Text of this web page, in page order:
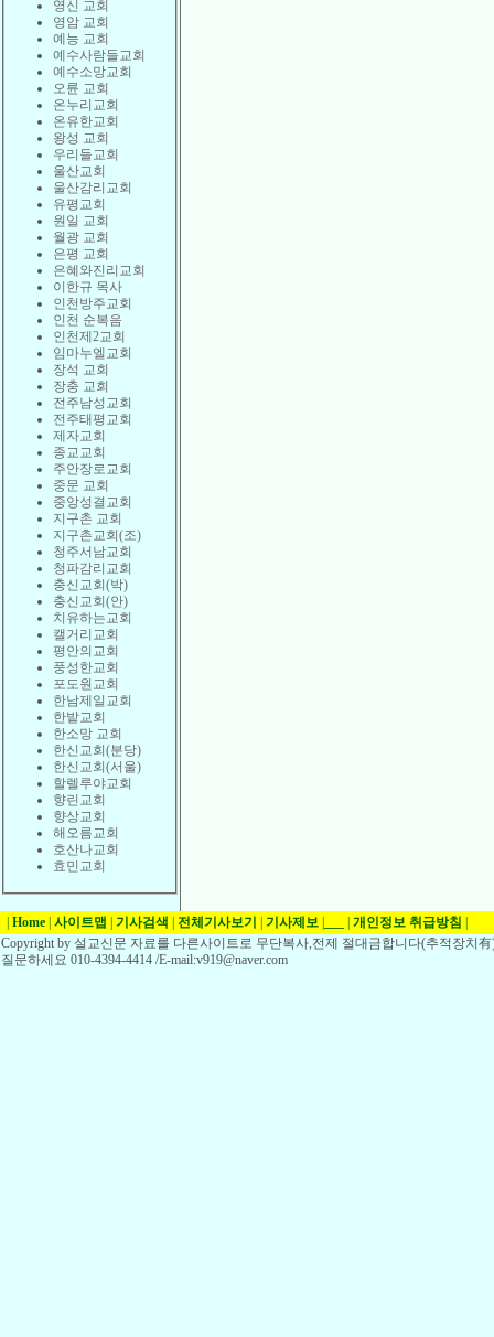
영신 교회
영암 교회
예능 교회
예수사람들교회
예수소망교회
오륜 교회
온누리교회
온유한교회
왕성 교회
우리들교회
울산교회
울산감리교회
유평교회
원일 교회
월광 교회
은평 교회
은혜와진리교회
이한규 목사
인천방주교회
인천 순복음
인천제2교회
임마누엘교회
장석 교회
장충 교회
전주남성교회
전주태평교회
제자교회
종교교회
주안장로교회
중문 교회
중앙성결교회
지구촌 교회
지구촌교회(조)
청주서남교회
청파감리교회
충신교회(박)
충신교회(안)
치유하는교회
캘거리교회
평안의교회
풍성한교회
포도원교회
한남제일교회
한밭교회
한소망 교회
한신교회(분당)
한신교회(서울)
할렐루야교회
향린교회
향상교회
해오름교회
호산나교회
효민교회
Home 사이트맵 기사검색 전체기사보기 기사제보 개인정보 취급방침
Copyright by 설교신문 자료를 다른사이트로 무단복사,전제 절대금합니다(추적장치
질문하세요 010-4394-4414 /E-mail:v919@naver.com